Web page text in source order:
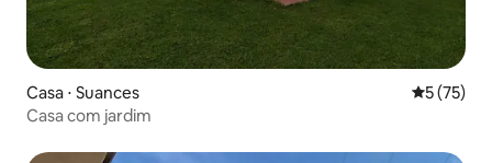
Casa ⋅ Suances 5 de uma
5 (75)
Casa com jardim